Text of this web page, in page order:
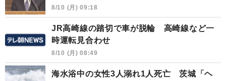
8/10 (月) 09:18
JR高崎線の踏切で車が脱輪 高崎線など一
時運転見合わせ
8/10 (月) 08:49
海水浴中の女性3人溺れ1人死亡 茨城「ヘ